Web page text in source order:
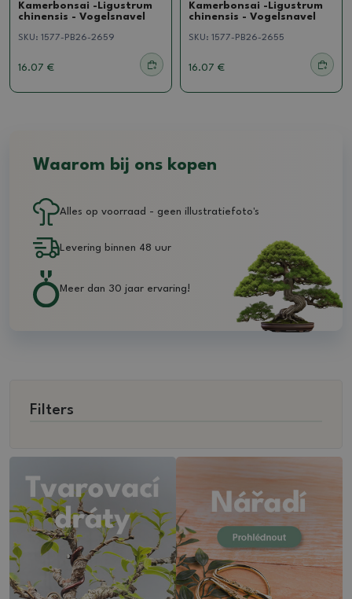
Filters
Kamerbonsai -Ligustrum
chinensis - Vogelsnavel
SKU: 1577-PB26-2659
16.07 €
Kamerbonsai -Ligustrum
chinensis - Vogelsnavel
SKU: 1577-PB26-2655
16.07 €
Waarom bij ons kopen
Alles op voorraad - geen illustratiefoto's
Levering binnen 48 uur
Meer dan 30 jaar ervaring!